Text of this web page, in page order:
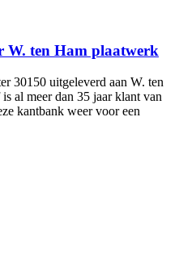
W. ten Ham plaatwerk
30150 uitgeleverd aan W. ten
al meer dan 35 jaar klant van
kantbank weer voor een